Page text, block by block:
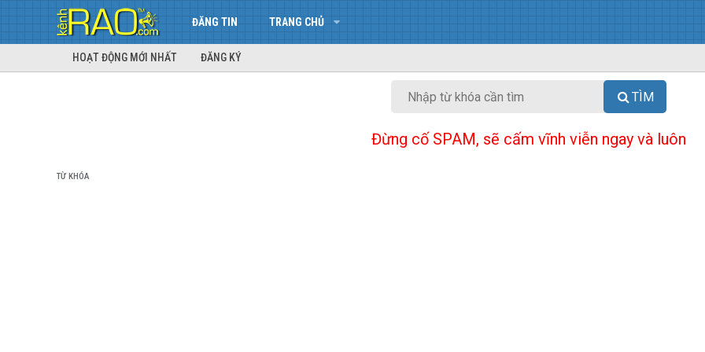
ĐĂNG TIN TRANG CHỦ
HOẠT ĐỘNG MỚI NHẤT ĐĂNG KÝ
TÌM
Đừng cố SPAM, sẽ cấm vĩnh viễn ngay và luôn
TỪ KHÓA